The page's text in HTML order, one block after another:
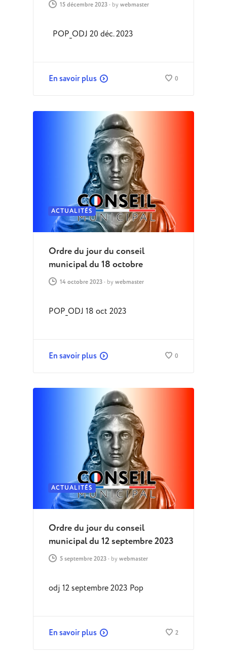
15 décembre 2023- by webmaster
POP_ODJ 20 déc. 2023
En savoir plus 0
ACTUALITÉS
Ordre du jour du conseil
municipal du 18 octobre
14 octobre 2023- by webmaster
POP_ODJ 18 oct 2023
En savoir plus 0
ACTUALITÉS
Ordre du jour du conseil
municipal du 12 septembre 2023
5 septembre 2023- by webmaster
odj 12 septembre 2023 Pop
En savoir plus 2